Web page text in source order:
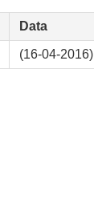
Data
(16-04-2016)